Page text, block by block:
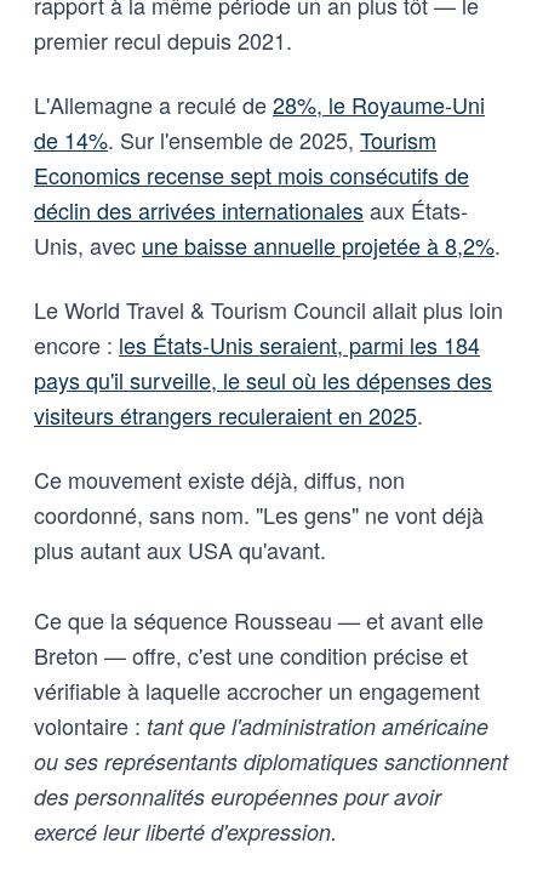
premier recul depuis 2021.
L'Allemagne a reculé de28%, le Royaume-Uni
de 14%. Sur l'ensemble de 2025, Tourism
Economics recense sept mois consécutifs de
déclin des arrivées internationalesaux États-
Unis, avec une baisse annuelle projetée à 8,2%.
Le World Travel & Tourism Council allait plus loin
encore : les États-Unis seraient, parmi les 184
pays qu'il surveille, le seul où les dépenses des
visiteurs étrangers reculeraient en 2025.
Ce mouvement existe déjà, diffus, non
coordonné, sans nom. "Les gens" ne vont déjà
plus autant aux USA qu'avant.
Ce que la séquence Rousseau — et avant elle
Breton — offre, c'est une condition précise et
vérifiable à laquelle accrocher un engagement
volontaire : tant que l'administration américaine
ou ses représentants diplomatiques sanctionnent
des personnalités européennes pour avoir
exercé leur liberté d'expression.